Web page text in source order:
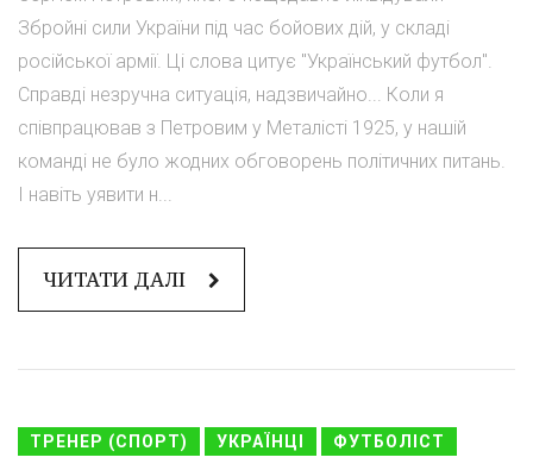
Збройні сили України під час бойових дій, у складі
російської армії. Ці слова цитує "Український футбол".
Справді незручна ситуація, надзвичайно... Коли я
співпрацював з Петровим у Металісті 1925, у нашій
команді не було жодних обговорень політичних питань.
І навіть уявити н...
ЧИТАТИ ДАЛІ
ТРЕНЕР (СПОРТ) УКРАЇНЦІ ФУТБОЛІСТ